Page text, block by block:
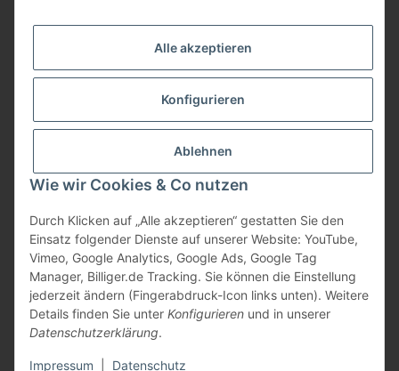
Alle akzeptieren
Konfigurieren
Ablehnen
Wie wir Cookies & Co nutzen
Durch Klicken auf „Alle akzeptieren“ gestatten Sie den
Einsatz folgender Dienste auf unserer Website: YouTube,
Vimeo, Google Analytics, Google Ads, Google Tag
Manager, Billiger.de Tracking. Sie können die Einstellung
jederzeit ändern (Fingerabdruck-Icon links unten). Weitere
Details finden Sie unter Konfigurieren und in unserer
Datenschutzerklärung.
Impressum Datenschutz
Gesetzliche Informationen
Bezahlung
Vertrag widerrufen